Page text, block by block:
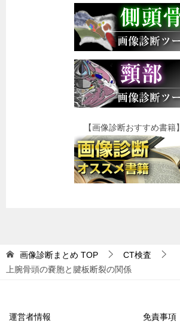
【画像診断おすすめ書籍】
画像診断まとめ TOP
CT検査
上腕骨頭の嚢胞と腱板断裂の関係
運営者情報 免責事項